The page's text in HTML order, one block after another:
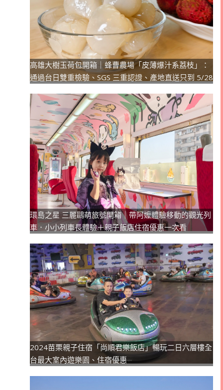
高雄大樹玉荷包開箱｜蜂曹農場「皮薄爆汁系荔枝」：
通過台日雙重檢驗、SGS 三重認證、產地直送只到 5/28
環島之星 三麗鷗萌旅號開箱｜帶阿嬤體驗移動的觀光列
車．小小列車長體驗＋親子飯店住宿優惠一次看
2024苗栗親子住宿「尚順君樂飯店」暢玩二日六層樓全
台最大室內遊樂園、住宿優惠